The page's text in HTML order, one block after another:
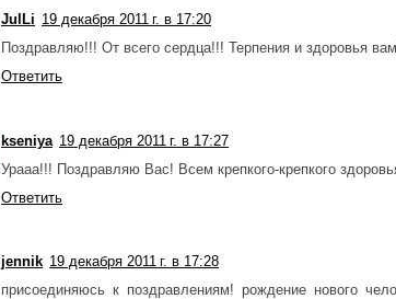
JulLi 19 декабря 2011 г. в 17:20
Поздравляю!!! От всего сердца!!! Терпения и здоровья
Ответить
kseniya 19 декабря 2011 г. в 17:27
Урааа!!! Поздравляю Вас! Всем крепкого-крепкого
Ответить
jennik 19 декабря 2011 г. в 17:28
присоединяюсь к поздравлениям! рождение нового